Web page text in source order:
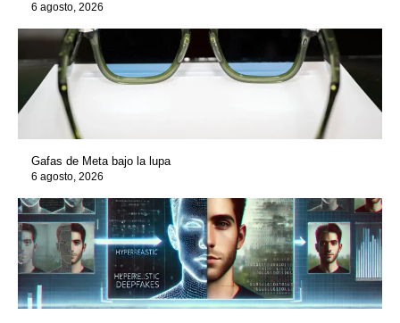
6 agosto, 2026
Gafas de Meta bajo la lupa
6 agosto, 2026